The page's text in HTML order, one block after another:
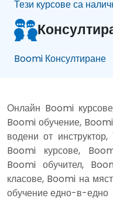
Тези курсове са
Boomi Консултиране
Онлайн Boomi
Boomi обучение,
водени от
Boomi курсове,
Boomi обучител,
класове, Boomi на
обучение едно-в-едно